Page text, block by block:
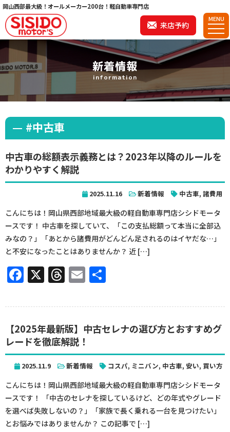
岡山西部最大級！オールメーカー200台！軽自動車専門店
来店予約
MENU
新着情報
information
#中古車
中古車の総額表示義務とは？2023年以降のルールを
わかりやすく解説
2025.11.16 新着情報 中古車, 諸費用
こんにちは！岡山県西部地域最大級の軽自動車専門店シシドモータ
ースです！ 中古車を探していて、「この支払総額って本当に全部込
みなの？」「あとから諸費用がどんどん足されるのはイヤだな…」
と不安になったことはありませんか？ 近 […]
Facebook
X Threads
Email
【2025年最新版】中古セレナの選び方とおすすめグ
レードを徹底解説！
2025.11.9 新着情報 コスパ, ミニバン, 中古車, 安い, 買い方
こんにちは！岡山県西部地域最大級の軽自動車専門店シシドモータ
ースです！ 「中古のセレナを探しているけど、どの年式やグレード
を選べば失敗しないの？」「家族で長く乗れる一台を見つけたい」
とお悩みではありませんか？ この記事で […]